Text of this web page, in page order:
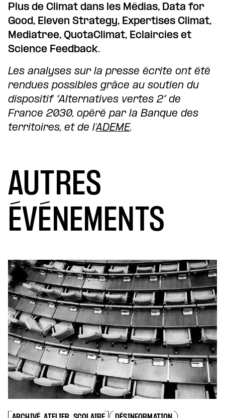
Plus de Climat dans les Médias, Data for
Good, Eleven Strategy, Expertises Climat,
Mediatree, QuotaClimat, Eclaircies et
Science Feedback.
Les analyses sur la presse écrite ont été
rendues possibles grâce au soutien du
dispositif “Alternatives vertes 2” de
France 2030, opéré par la Banque des
territoires, et de l’ADEME.
AUTRES
ÉVÉNEMENTS